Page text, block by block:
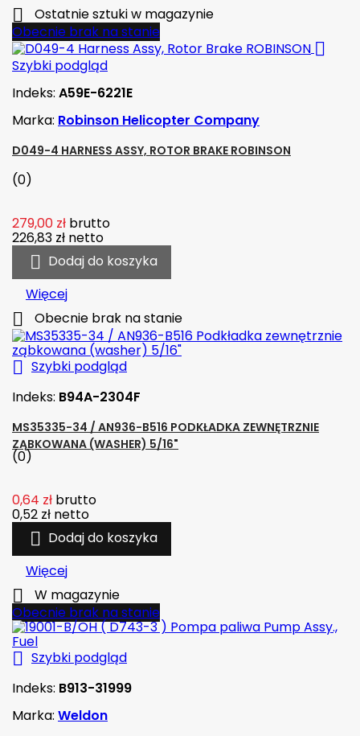

Ostatnie sztuki w magazynie
Obecnie brak na stanie

Szybki podgląd
Indeks: A59E-6221E
Marka: Robinson Helicopter Company
D049-4 HARNESS ASSY, ROTOR BRAKE ROBINSON
(0)
279,00 zł brutto
226,83 zł netto
 Dodaj do koszyka
Więcej
 Obecnie brak na stanie
 Szybki podgląd
Indeks: B94A-2304F
MS35335-34 / AN936-B516 PODKŁADKA ZEWNĘTRZNIE
ZĄBKOWANA (WASHER) 5/16"
(0)
0,64 zł brutto
0,52 zł netto
 Dodaj do koszyka
Więcej

W magazynie
Obecnie brak na stanie
 Szybki podgląd
Indeks: B913-31999
Marka: Weldon